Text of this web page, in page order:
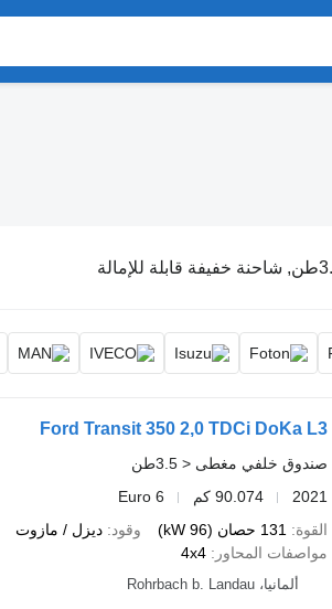
Ford Transit 350 2,0 TDCi DoKa L3
صندوق خلفي مغطى < 3.5طن
2021
90.074 كم
Euro 6
القوة
131 حصان (96 kW) وقود ديزل / مازوت
مواصفات المحاور
4x4
ألمانيا، Rohrbach b. Landau